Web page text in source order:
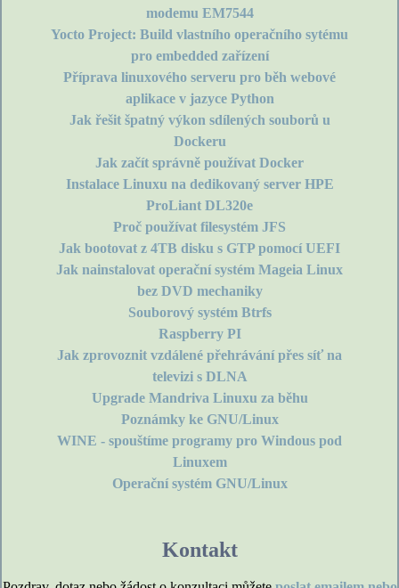
modemu EM7544
Yocto Project: Build vlastního operačního sytému
pro embedded zařízení
Příprava linuxového serveru pro běh webové
aplikace v jazyce Python
Jak řešit špatný výkon sdílených souborů u
Dockeru
Jak začít správně používat Docker
Instalace Linuxu na dedikovaný server HPE
ProLiant DL320e
Proč používat filesystém JFS
Jak bootovat z 4TB disku s GTP pomocí UEFI
Jak nainstalovat operační systém Mageia Linux
bez DVD mechaniky
Souborový systém Btrfs
Raspberry PI
Jak zprovoznit vzdálené přehrávání přes síť na
televizi s DLNA
Upgrade Mandriva Linuxu za běhu
Poznámky ke GNU/Linux
WINE - spouštíme programy pro Windous pod
Linuxem
Operační systém GNU/Linux
Kontakt